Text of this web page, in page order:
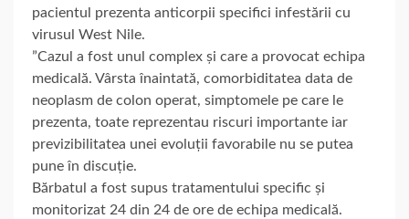
pacientul prezenta anticorpii specifici infestării cu
virusul West Nile.
”Cazul a fost unul complex și care a provocat echipa
medicală. Vârsta înaintată, comorbiditatea data de
neoplasm de colon operat, simptomele pe care le
prezenta, toate reprezentau riscuri importante iar
previzibilitatea unei evoluții favorabile nu se putea
pune în discuție.
Bărbatul a fost supus tratamentului specific și
monitorizat 24 din 24 de ore de echipa medicală.